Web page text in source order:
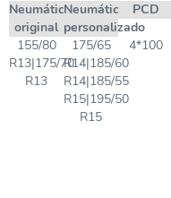
Neumático
original
Neumático
personalizado
PCD
155/80
R13|175/70
R13
175/65
R14|185/60
R14|185/55
R15|195/50
R15
4*100